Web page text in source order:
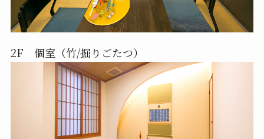
2F 個室（竹/掘りごたつ）